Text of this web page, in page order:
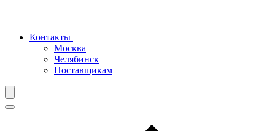
Контакты
Москва
Челябинск
Поставщикам